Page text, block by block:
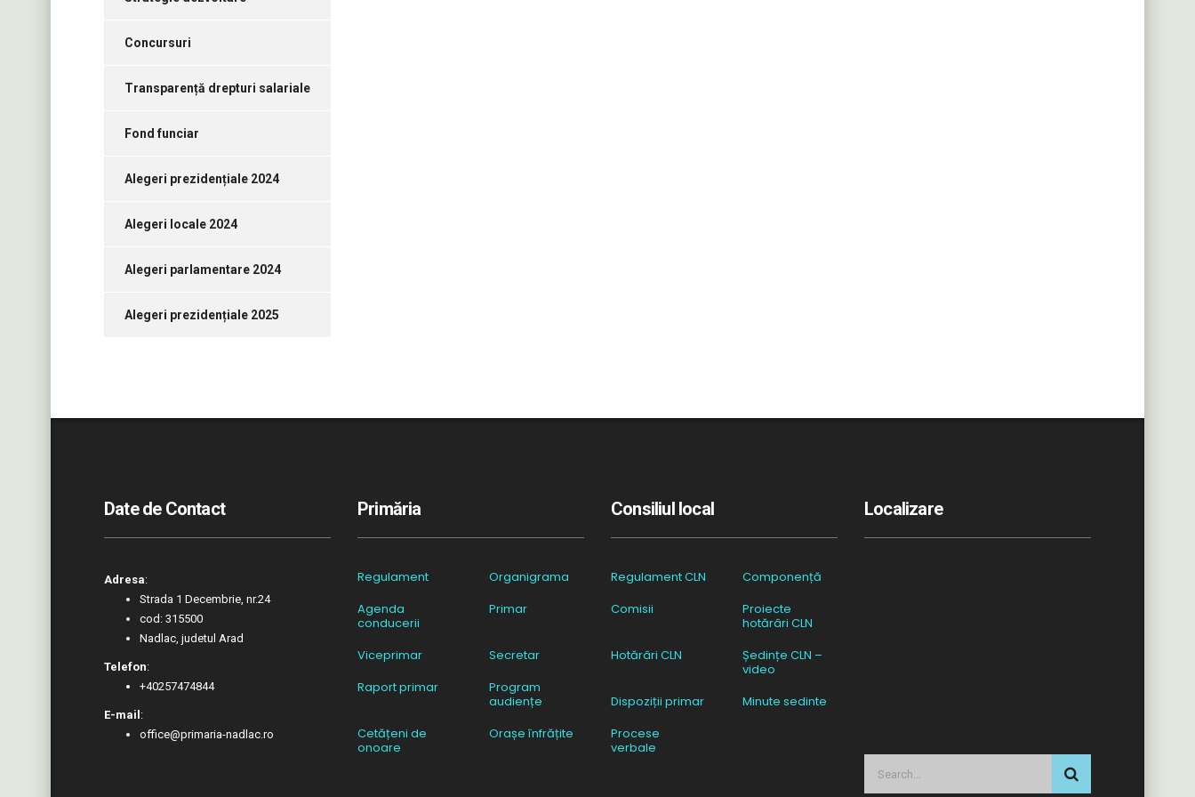
Concursuri
Transparență drepturi salariale
Fond funciar
Alegeri prezidențiale 2024
Alegeri locale 2024
Alegeri parlamentare 2024
Alegeri prezidențiale 2025
Date de Contact
Adresa:
Strada 1 Decembrie, nr.24
cod: 315500
Nadlac, judetul Arad
Telefon:
+40257474844
E-mail :
office@primaria-nadlac.ro
Primăria
Regulament
Organigrama
Agenda
conducerii
Primar
Viceprimar
Secretar
Raport primar
Program
audiențe
Cetățeni de
onoare
Orașe înfrățite
Consiliul local
Regulament CLN
Componență
Comisii
Proiecte
hotărâri CLN
Hotărâri CLN
Ședințe CLN –
video
Dispoziții primar
Minute sedinte
Procese
verbale
Localizare